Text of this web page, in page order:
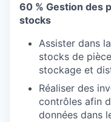
60 % Gestion des
stocks
Assister dans
stocks de
stockage et
Réaliser des
contrôles afin
données dans